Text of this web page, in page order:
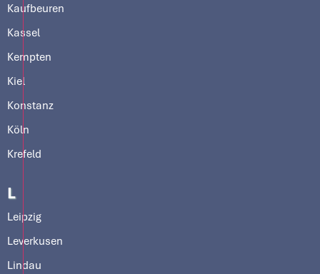
Kaufbeuren
Kassel
Kempten
Kiel
Konstanz
Köln
Krefeld
L
Leipzig
Leverkusen
Lindau